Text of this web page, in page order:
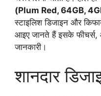
(Plum Red, 64GB,
स्टाइलिश डिजाइन और
आइए जानते हैं इसके फीचर्स,
जानकारी।
शानदार